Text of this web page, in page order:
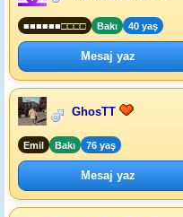
■■■■■■□□□□ Bakı 40 yaş
Mesaj yaz
GhosTT
Emil Bakı 76 yaş
Mesaj yaz